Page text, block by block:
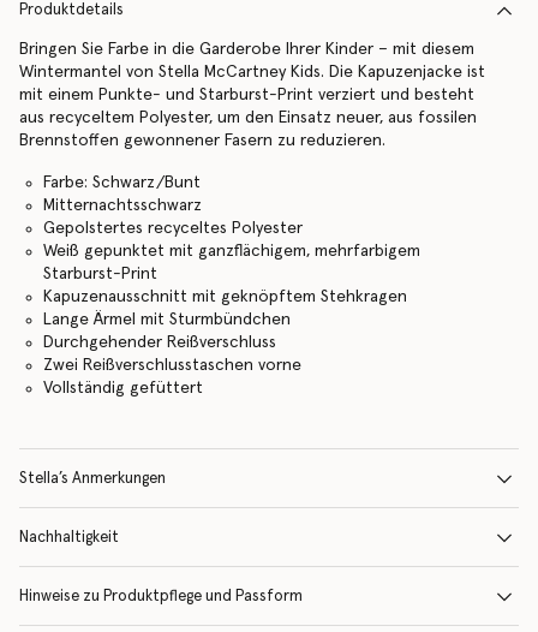
Produktdetails
Bringen Sie Farbe in die Garderobe Ihrer Kinder – mit diesem
Wintermantel von Stella McCartney Kids. Die Kapuzenjacke ist
mit einem Punkte- und Starburst-Print verziert und besteht
aus recyceltem Polyester, um den Einsatz neuer, aus fossilen
Brennstoffen gewonnener Fasern zu reduzieren.
Farbe: Schwarz/Bunt
Mitternachtsschwarz
Gepolstertes recyceltes Polyester
Weiß gepunktet mit ganzflächigem, mehrfarbigem
Starburst-Print
Kapuzenausschnitt mit geknöpftem Stehkragen
Lange Ärmel mit Sturmbündchen
Durchgehender Reißverschluss
Zwei Reißverschlusstaschen vorne
Vollständig gefüttert
Stella’s Anmerkungen
Nachhaltigkeit
Hinweise zu Produktpflege und Passform